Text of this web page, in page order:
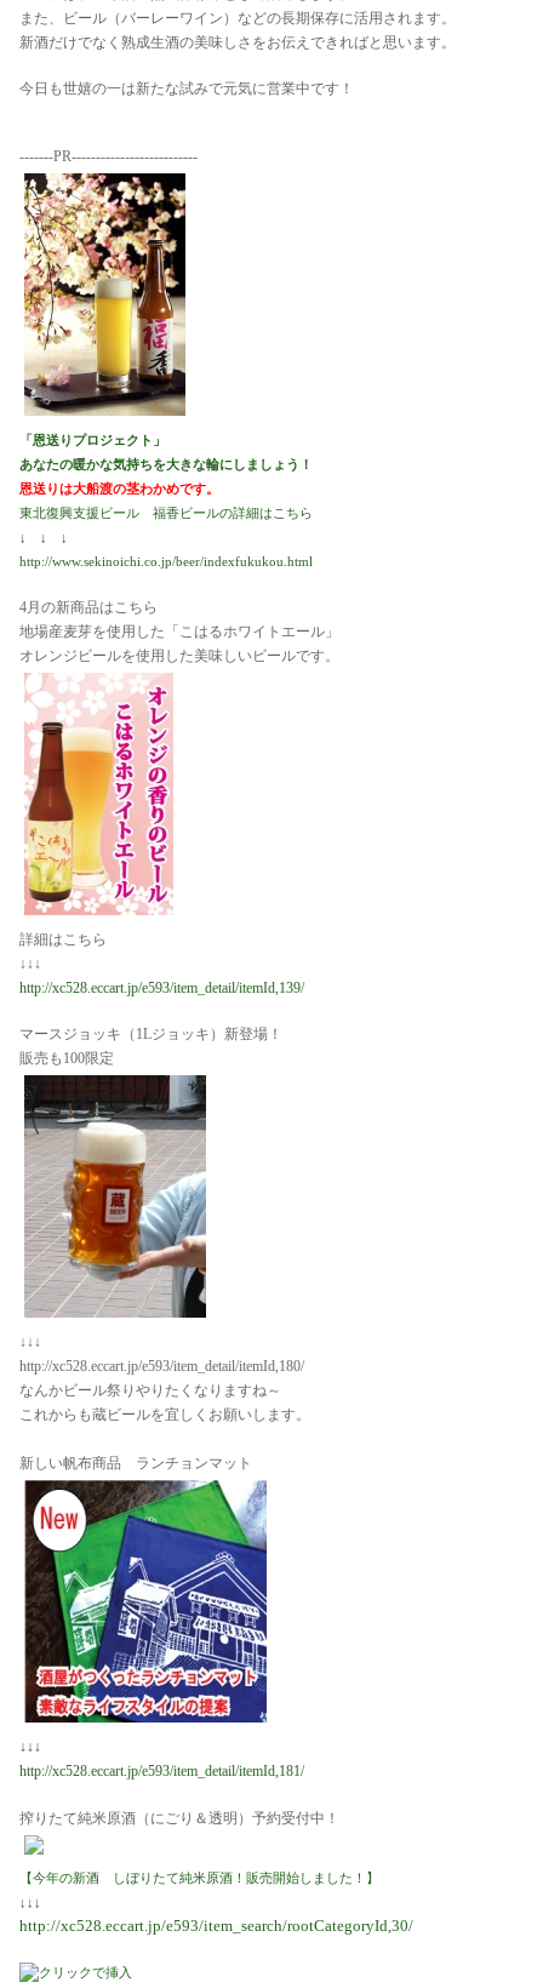
また、ビール（バーレーワイン）などの長期保存に活用されます。
新酒だけでなく熟成生酒の美味しさをお伝えできればと思います。
今日も世嬉の一は新たな試みで元気に営業中です！
-------PR--------------------------
「恩送りプロジェクト」
あなたの暖かな気持ちを大きな輪にしましょう！
恩送りは大船渡の茎わかめです。
東北復興支援ビール 福香ビールの詳細はこちら
↓ ↓ ↓
http://www.sekinoichi.co.jp/beer/indexfukukou.html
4月の新商品はこちら
地場産麦芽を使用した「こはるホワイトエール」
オレンジビールを使用した美味しいビールです。
詳細はこちら
↓↓↓
http://xc528.eccart.jp/e593/item_detail/itemId,139/
マースジョッキ（1Lジョッキ）新登場！
販売も100限定
↓↓↓
http://xc528.eccart.jp/e593/item_detail/itemId,180/
なんかビール祭りやりたくなりますね～
これからも蔵ビールを宜しくお願いします。
新しい帆布商品 ランチョンマット
↓↓↓
http://xc528.eccart.jp/e593/item_detail/itemId,181/
搾りたて純米原酒（にごり＆透明）予約受付中！
【今年の新酒 しぼりたて純米原酒！販売開始しました！】
↓↓↓
http://xc528.eccart.jp/e593/item_search/rootCategoryId,30/